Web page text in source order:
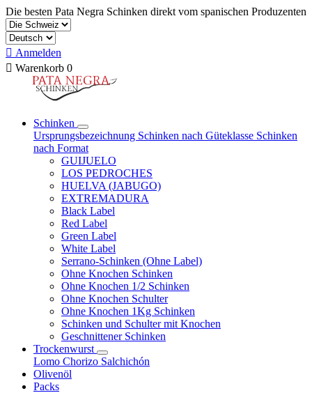
Die besten Pata Negra Schinken direkt vom spanischen Produzenten
 Anmelden
 Warenkorb 0
Schinken
Ursprungsbezeichnung Schinken nach Güteklasse Schinken
nach Format
GUIJUELO
LOS PEDROCHES
HUELVA (JABUGO)
EXTREMADURA
Black Label
Red Label
Green Label
White Label
Serrano-Schinken (Ohne Label)
Ohne Knochen Schinken
Ohne Knochen 1/2 Schinken
Ohne Knochen Schulter
Ohne Knochen 1Kg Schinken
Schinken und Schulter mit Knochen
Geschnittener Schinken
Trockenwurst
Lomo Chorizo Salchichón
Olivenöl
Packs